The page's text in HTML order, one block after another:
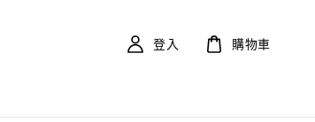
登入 購物車